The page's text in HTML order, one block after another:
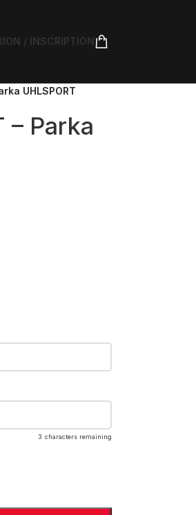
/ INSCRIPTION
UHLSPORT
– Parka
3 characters remaining